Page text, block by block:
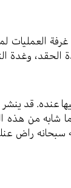
العمليات
وغدة
عنده. قد ينشر
شابه من هذه
سبحانه راض